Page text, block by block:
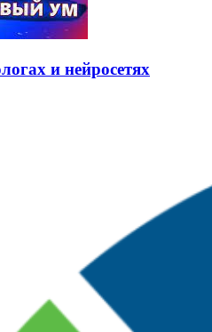
и нейросетях